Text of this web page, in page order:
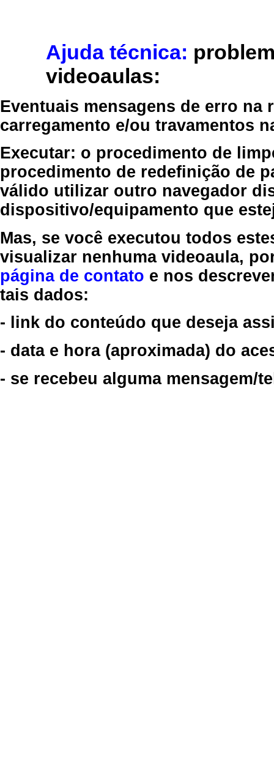
Ajuda técnica:
videoaulas:
Eventuais mensagens de erro
carregamento e/ou travamentos
Executar: o procedimento de
procedimento de redefinição de
válido utilizar outro navegador
dispositivo/equipamento que
Mas, se você executou todos
visualizar nenhuma videoaula,
página de contato e nos
tais dados:
- link do conteúdo que deseja
- data e hora (aproximada) do
- se recebeu alguma mensagem/